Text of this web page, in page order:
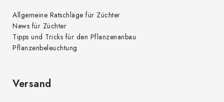
Allgemeine Ratschläge für Züchter
News für Züchter
Tipps und Tricks für den Pflanzenanbau
Pflanzenbeleuchtung
Versand